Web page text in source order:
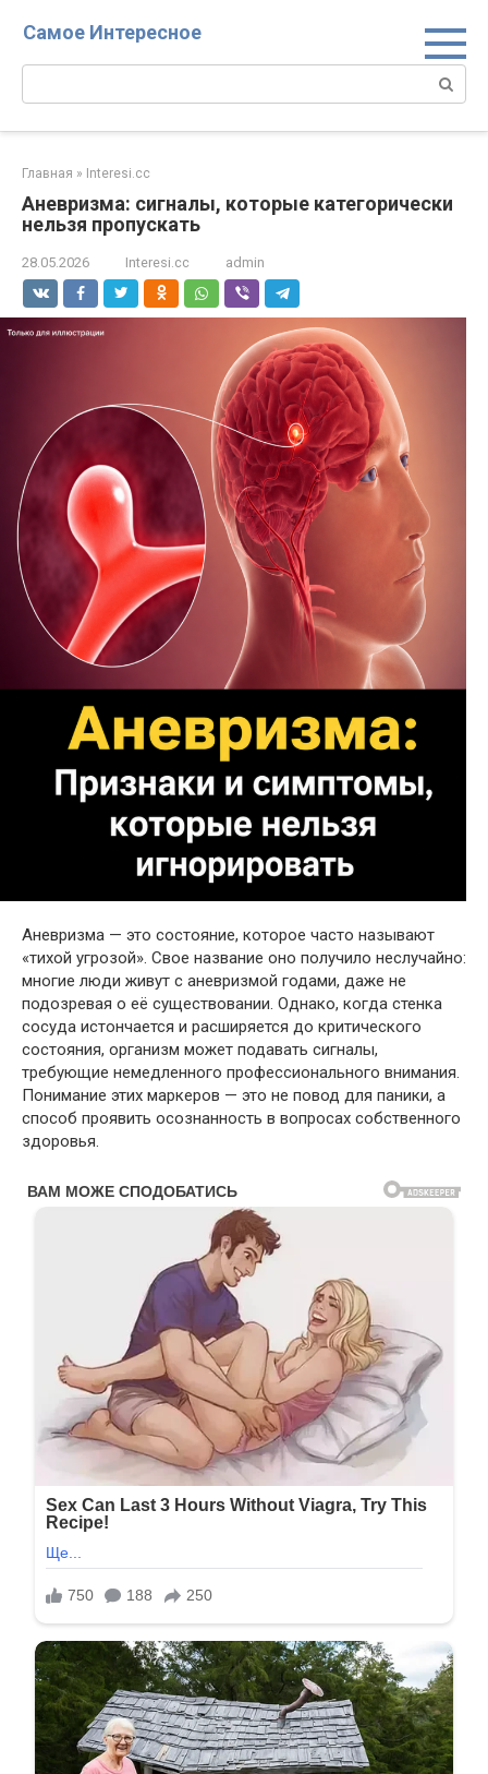
Самое Интересное
Поиск:
Главная » Interesi.cc
Аневризма: сигналы, которые категорически
нельзя пропускать
28.05.2026 Interesi.cc admin
Аневризма — это состояние, которое часто называют
«тихой угрозой». Свое название оно получило неслучайно:
многие люди живут с аневризмой годами, даже не
подозревая о её существовании. Однако, когда стенка
сосуда истончается и расширяется до критического
состояния, организм может подавать сигналы,
требующие немедленного профессионального внимания.
Понимание этих маркеров — это не повод для паники, а
способ проявить осознанность в вопросах собственного
здоровья.